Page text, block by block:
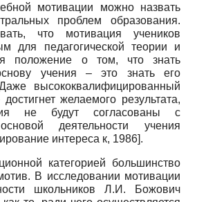
мотивации можно назвать
проблем образования.
что мотивация учеников
для педагогической теории и
положение о том, что знать
учения – это знать его
высококвалифицированный
желаемого результата,
не будут согласованы с
деятельности учения
интереса к, 1986].
категорией большинство
В исследовании мотивации
школьников Л.И. Божович